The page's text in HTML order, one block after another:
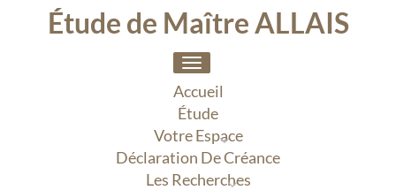
Étude de Maître ALLAIS
Toggle
navigation
Accueil
Étude
Votre Espace
Déclaration De Créance
Les Recherches